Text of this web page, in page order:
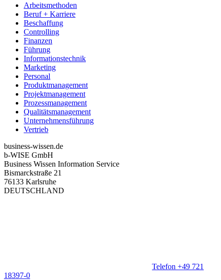
Arbeitsmethoden
Beruf + Karriere
Beschaffung
Controlling
Finanzen
Führung
Informationstechnik
Marketing
Personal
Produktmanagement
Projektmanagement
Prozessmanagement
Qualitätsmanagement
Unternehmensführung
Vertrieb
business-wissen.de
b-WISE GmbH
Business Wissen Information Service
Bismarckstraße 21
76133 Karlsruhe
DEUTSCHLAND
Telefon +49 721
18397-0